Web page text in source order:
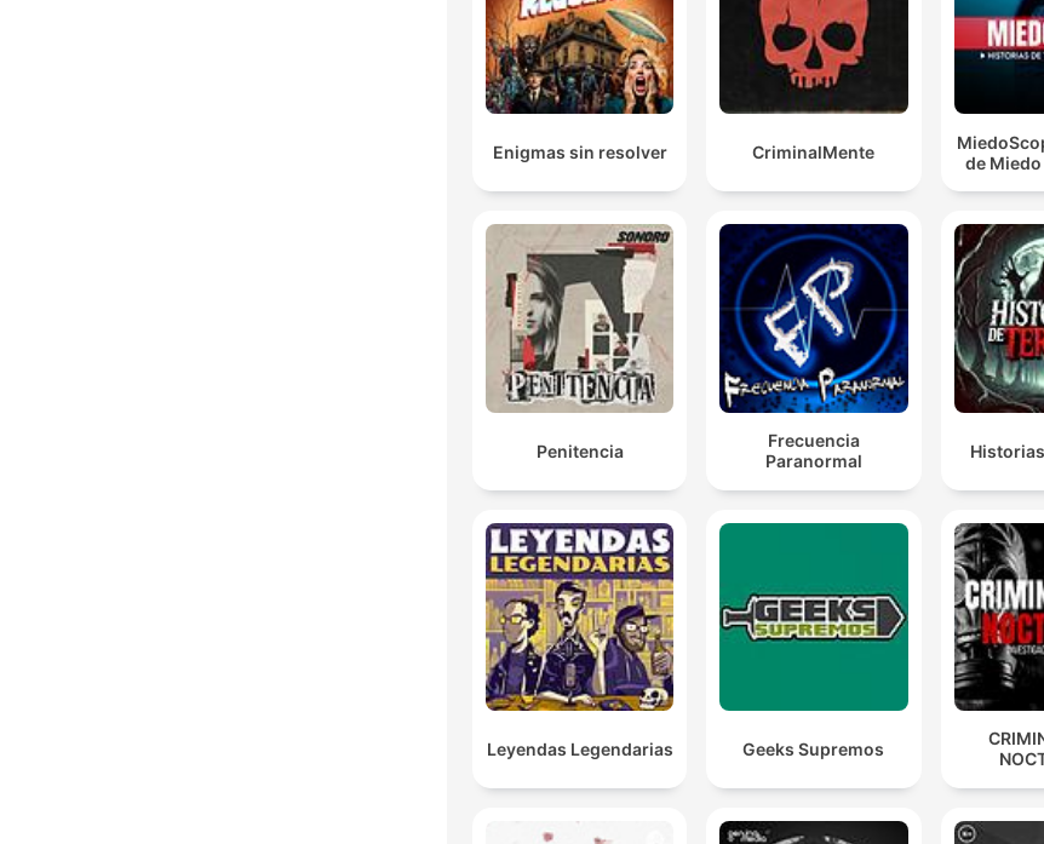
Was könnt ihr für mich tun?
00:05:41 · Dieser Satz markiert den Moment, in dem der
Informant Gerd Gabriel sein Schweigen bricht und die
zur Zusammenarbeit bewegt.
Peter war mein Chef.
00:14:57 · Dies ist das spektakuläre
Werner Pinzner, das die Dimension seiner Taten
Stattdessen sagt er, ich gehe hin und knall ihn
00:22:43 · Pinzner beschreibt seine Entscheidung, einen
anstelle einer Einschüchterung zu begehen.
aufstand mit einem Revolver in der Hand.
00:36:52 · Der Ermittler schildert den Moment des
Ausbruchs der Gewalt während der Vernehmung.
Wir sind hier von einer Rechtsanwältin, einem
Rechtspflege, überlistet worden.
00:52:34 · Der Ermittler betont den Vertrauensbruch
Person, die eigentlich dem Gesetz verpflichtet ist.
Enigmas sin resolver CriminalMente
de
Penitencia
Frecuencia
Paranormal
Leyendas Legendarias Geeks Supremos